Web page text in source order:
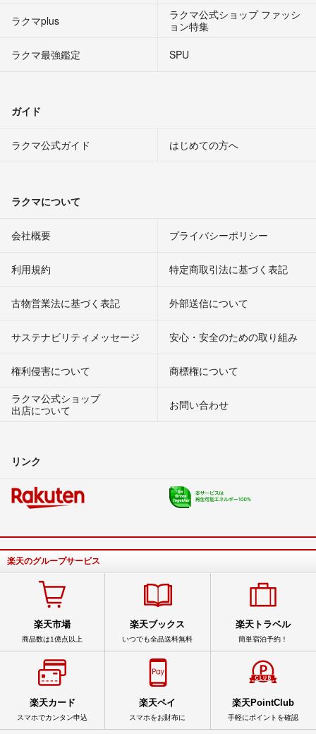
ラクマplus
ラクマ公式ショップ ファッシ
ョン特集
ラクマ最強鑑定
SPU
ガイド
ラクマ公式ガイド はじめての方へ
ラクマについて
会社概要 プライバシーポリシー
利用規約 特定商取引法に基づく表記
古物営業法に基づく表記 外部送信について
サステナビリティメッセージ 安心・安全のための取り組み
権利侵害について
商標権について
ラクマ公式ショップ
出店について
お問い合わせ
リンク
楽天のグループサービス
楽天市場
商品数は1億点以上
楽天ブックス
いつでも全品送料無料
楽天トラベル
簡単宿泊予約！
楽天カード
スマホでカンタン申込
楽天ペイ
スマホをお財布に
楽天PointClub
手軽にポイントを確認